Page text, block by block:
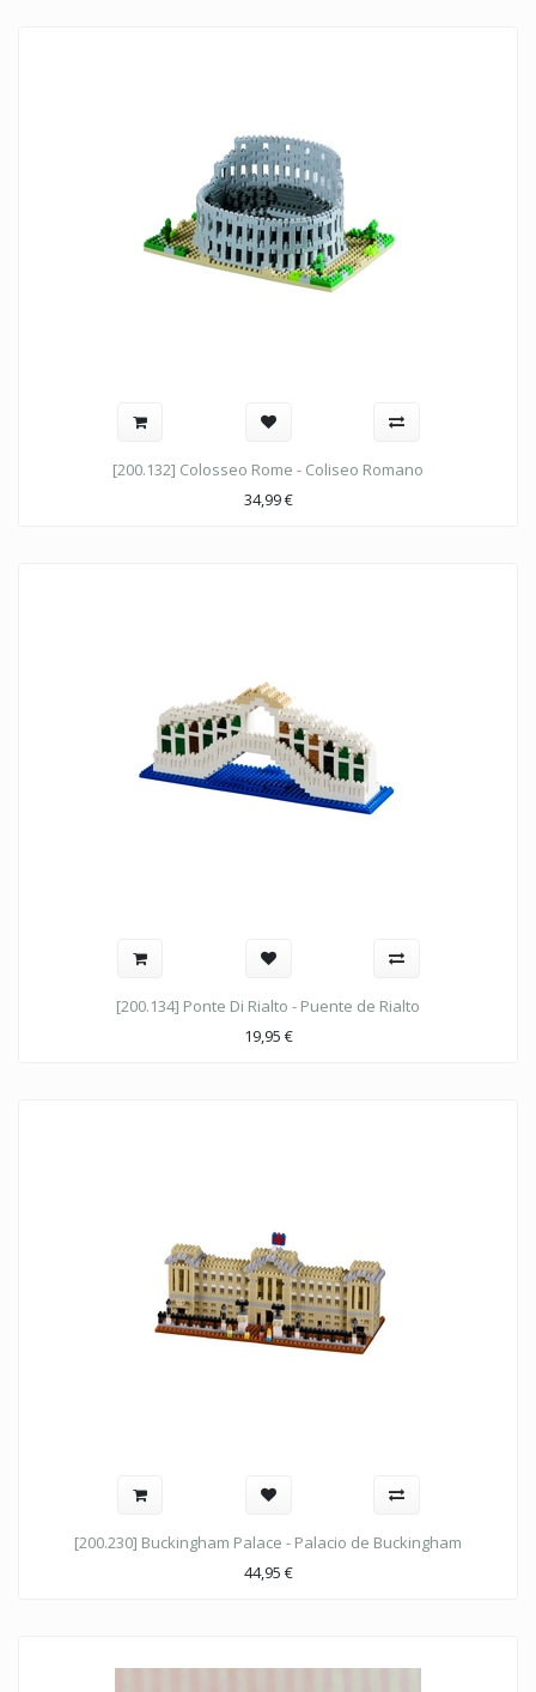
[200.132] Colosseo Rome - Coliseo Romano
34,99€
[200.134] Ponte Di Rialto - Puente de Rialto
19,95 €
[200.230] Buckingham Palace - Palacio de Buckingham
44,95 €